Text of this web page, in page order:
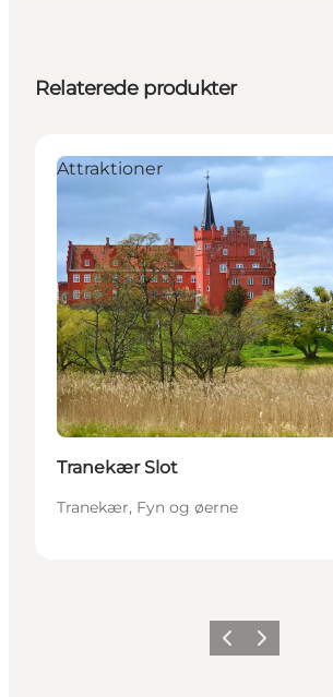
Relaterede produkter
Attraktioner
Tranekær Slot
Tranekær, Fyn og øerne
ForrigeNæste